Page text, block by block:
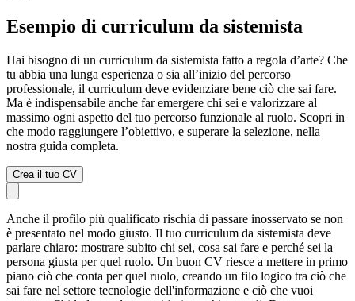
Esempio di curriculum da sistemista
Hai bisogno di un curriculum da sistemista fatto a regola d’arte? Che
tu abbia una lunga esperienza o sia all’inizio del percorso
professionale, il curriculum deve evidenziare bene ciò che sai fare.
Ma è indispensabile anche far emergere chi sei e valorizzare al
massimo ogni aspetto del tuo percorso funzionale al ruolo. Scopri in
che modo raggiungere l’obiettivo, e superare la selezione, nella
nostra guida completa.
Crea il tuo CV
Anche il profilo più qualificato rischia di passare inosservato se non
è presentato nel modo giusto. Il tuo curriculum da sistemista deve
parlare chiaro: mostrare subito chi sei, cosa sai fare e perché sei la
persona giusta per quel ruolo. Un buon CV riesce a mettere in primo
piano ciò che conta per quel ruolo, creando un filo logico tra ciò che
sai fare nel settore tecnologie dell'informazione e ciò che vuoi